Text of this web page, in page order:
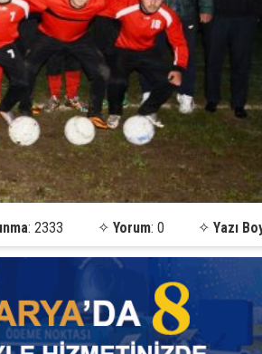
: 2333 ✧ Yorum: 0 ✧Yazı